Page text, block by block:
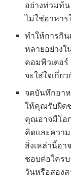
อย่างท่วมท้
ไม่ใช่อาหา
ทำให้การกิน
หลายอย่าง
คอมพิวเตอ
จะใส่ใจเกี่
จดบันทึกอา
ให้คุณรับผิด
คุณอาจมีโอ
คิดและควา
สิ่งเหล่านี้อา
ชอบต่อใคร
วันหรือสอง